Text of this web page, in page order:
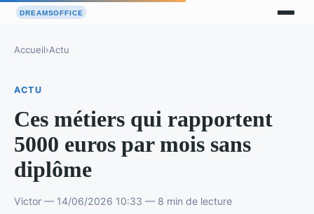
Accueil›Actu
ACTU
Ces métiers qui rapportent
5000 euros par mois sans
diplôme
Victor — 14/06/2026 10:33 — 8 min de lecture